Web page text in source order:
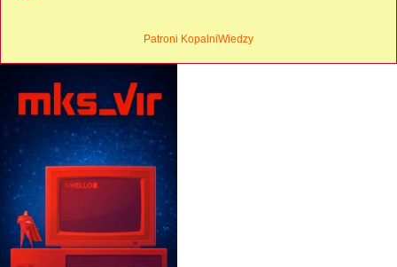
Patroni KopalniWiedzy